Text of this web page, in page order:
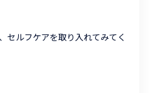
セルフケアを取り入れてみてく